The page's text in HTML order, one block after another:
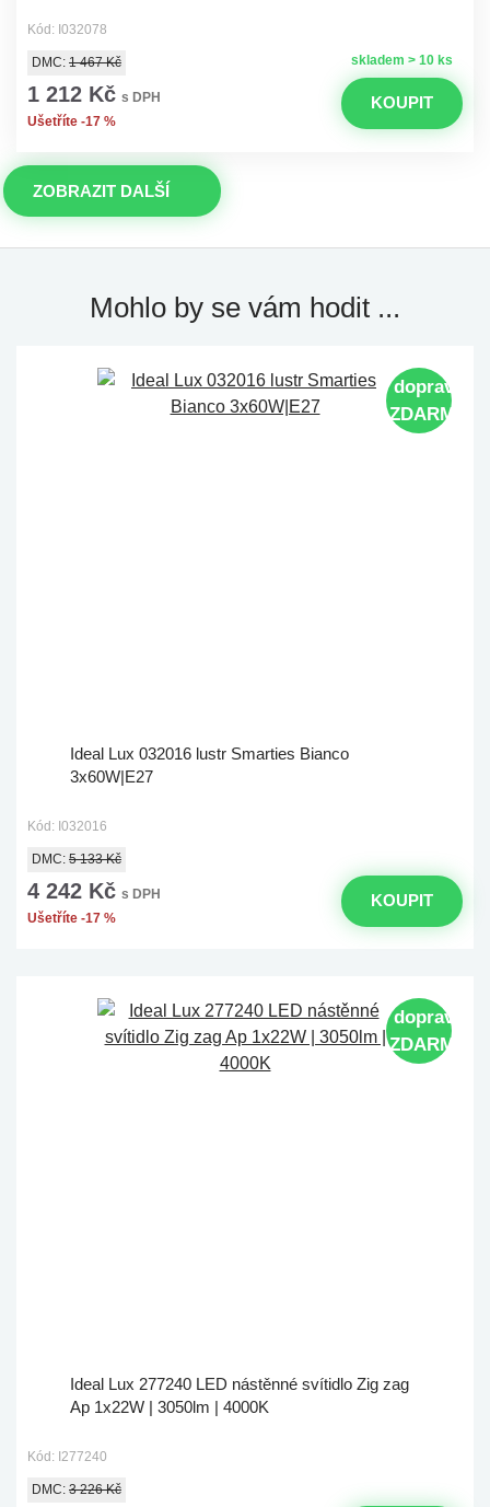
Kód: I032078
skladem > 10 ks
DMC: 1 467 Kč
1 212 Kč s DPH
Ušetříte -17 %
KOUPIT
ZOBRAZIT DALŠÍ
Mohlo by se vám hodit ...
doprava
ZDARMA
Ideal Lux 032016 lustr Smarties Bianco
3x60W|E27
Kód: I032016
DMC: 5 133 Kč
4 242 Kč s DPH
Ušetříte -17 %
KOUPIT
doprava
ZDARMA
Ideal Lux 277240 LED nástěnné svítidlo Zig zag
Ap 1x22W | 3050lm | 4000K
Kód: I277240
DMC: 3 226 Kč